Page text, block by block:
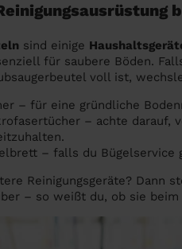
sind einige
für saubere Böden.
voll ist,
– für eine gründliche
– achte darauf,
– falls du Bügelservice
Reinigungsgeräte? Dann
– so weißt du, ob sie